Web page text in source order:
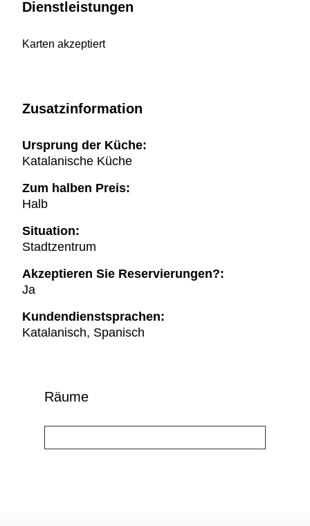
Dienstleistungen
Karten akzeptiert
Zusatzinformation
Ursprung der Küche:
Katalanische Küche
Zum halben Preis:
Halb
Situation:
Stadtzentrum
Akzeptieren Sie Reservierungen?:
Ja
Kundendienstsprachen:
Katalanisch, Spanisch
Räume